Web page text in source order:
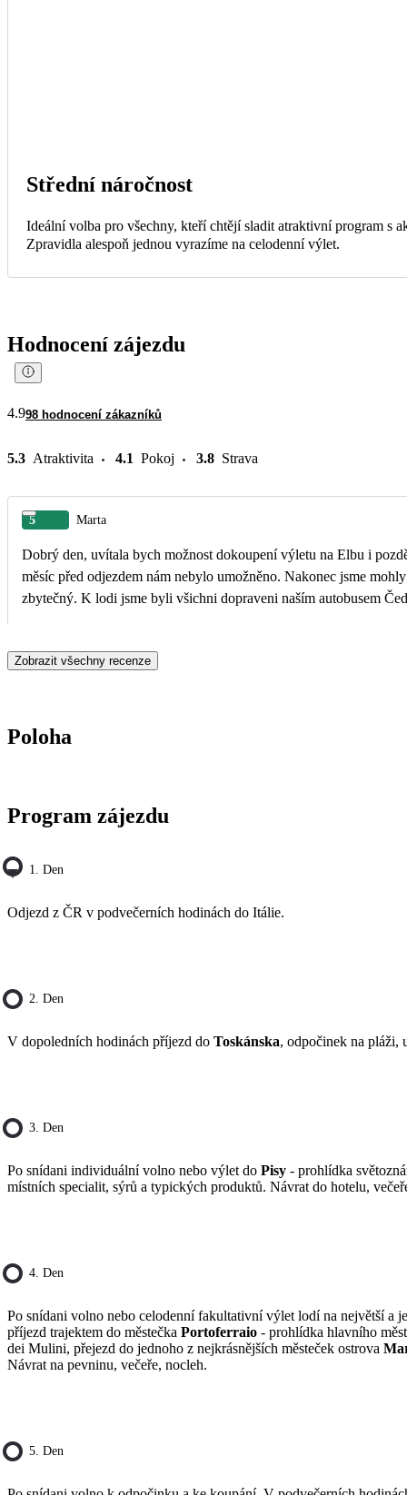
Střední náročnost
Ideální volba pro všechny, kteří chtějí sladit atraktivní program s
Zpravidla alespoň jednou vyrazíme na celodenní výlet.
Hodnocení zájezdu
4.998 hodnocení zákazníků
5.3 Atraktivita 4.1 Pokoj 3.8 Strava
5 Marta
Dobrý den, uvítala bych možnost dokoupení výletu na Elbu i
měsíc před odjezdem nám nebylo umožněno. Nakonec jsme
Zobrazit všechny recenze
Poloha
Program zájezdu
1. Den
Odjezd z ČR v podvečerních hodinách do Itálie.
2. Den
V dopoledních hodinách příjezd do Toskánska, odpočinek na pláži,
3. Den
Po snídani individuální volno nebo výlet do Pisy - prohlídka
místních specialit, sýrů a typických produktů. Návrat do hotelu,
4. Den
Po snídani volno nebo celodenní fakultativní výlet lodí na největší a
příjezd trajektem do městečka Portoferraio - prohlídka hlavního
dei Mulini, přejezd do jednoho z nejkrásnějších městeček ostrova
Návrat na pevninu, večeře, nocleh.
5. Den